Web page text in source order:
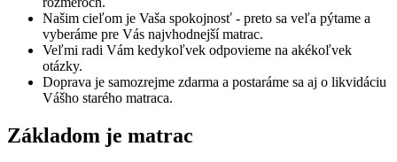
Našim cieľom je Vaša spokojnosť - preto sa veľa pýtame a
vyberáme pre Vás najvhodnejší matrac.
Veľmi radi Vám kedykoľvek odpovieme na akékoľvek
otázky.
Doprava je samozrejme zdarma a postaráme sa aj o likvidáciu
Vášho starého matraca.
Základom je matrac